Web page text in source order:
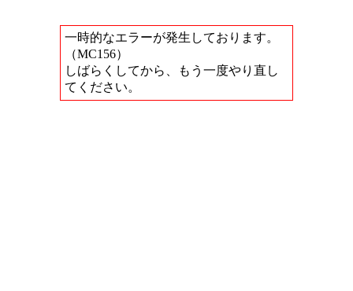
一時的なエラーが発生しております。
（MC156）
しばらくしてから、もう一度やり直し
てください。